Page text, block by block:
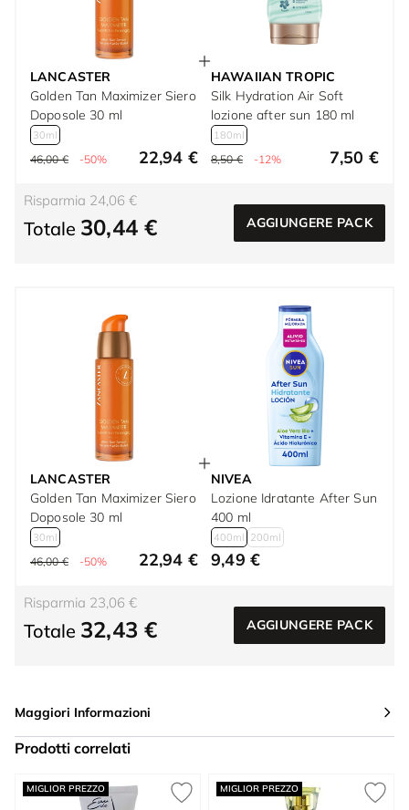
LANCASTER
Golden Tan Maximizer Siero
Doposole 30 ml
30ml
46,00 € -50% 22,94 €
HAWAIIAN TROPIC
Silk Hydration Air Soft
lozione after sun 180 ml
180ml
8,50 € -12% 7,50 €
Risparmia 24,06 €
Totale 30,44 € AGGIUNGERE PACK
LANCASTER
Golden Tan Maximizer Siero
Doposole 30 ml
30ml
46,00 € -50% 22,94 €
NIVEA
Lozione Idratante After Sun
400 ml
400ml 200ml
9,49 €
Risparmia 23,06 €
Totale 32,43 € AGGIUNGERE PACK
Maggiori Informazioni
Prodotti correlati
Press to skip carousel
MIGLIOR PREZZO MIGLIOR PREZZO